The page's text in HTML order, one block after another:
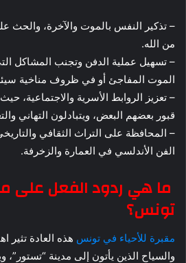
– تذكير النفس بالموت والآخرة، والحث
من الله.
– تسهيل عملية الدفن وتجنب المشاكل
الموت المفاجئ أو في ظروف مناخية
– تعزيز الروابط الأسرية والاجتماعية،
قبور بعضهم البعض، ويتبادلون التهاني
– المحافظة على التراث الثقافي
الفن الأندلسي في العمارة والزخرفة.
ما هي ردود الفعل على
تونس؟
مقبرة للأحياء في تونس هذه العادة تثير
والسياح الذين يأتون إلى مدينة